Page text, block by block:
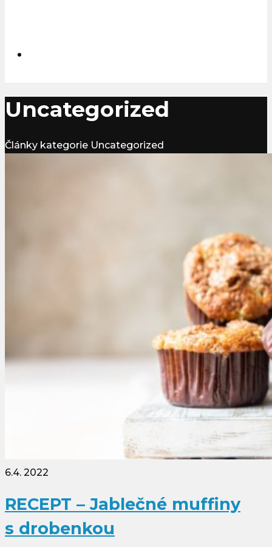
Uncategorized
Články kategorie Uncategorized
6.4. 2022
RECEPT – Jablečné muffiny
s drobenkou